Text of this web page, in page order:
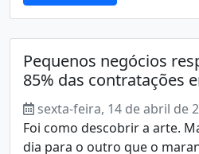
Pequenos negócios
85% das contratações
sexta-feira, 14 de abril de
Foi como descobrir a arte.
dia para o outro que o